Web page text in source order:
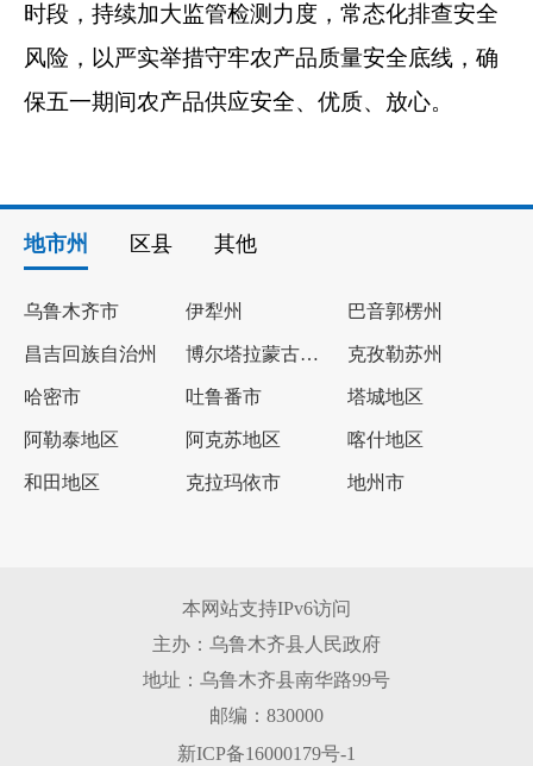
时段，持续加大监管检测力度，常态化排查安全
风险，以严实举措守牢农产品质量安全底线，确
保五一期间农产品供应安全、优质、放心。
地市州 区县 其他
乌鲁木齐市 伊犁州 巴音郭楞州
昌吉回族自治州 博尔塔拉蒙古自治州 克孜勒苏州
哈密市 吐鲁番市 塔城地区
阿勒泰地区 阿克苏地区 喀什地区
和田地区 克拉玛依市 地州市
本网站支持IPv6访问
主办：乌鲁木齐县人民政府
地址：乌鲁木齐县南华路99号
邮编：830000
新ICP备16000179号-1